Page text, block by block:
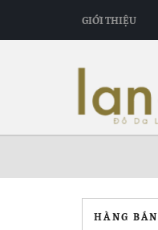
GIỚI THIỆU
HÀNG